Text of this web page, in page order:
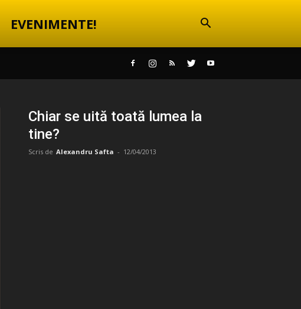
EVENIMENTE!
Chiar se uită toată lumea la
tine?
Scris de Alexandru Safta - 12/04/2013